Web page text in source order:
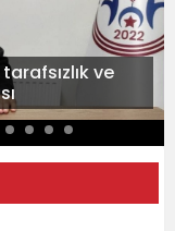
ve